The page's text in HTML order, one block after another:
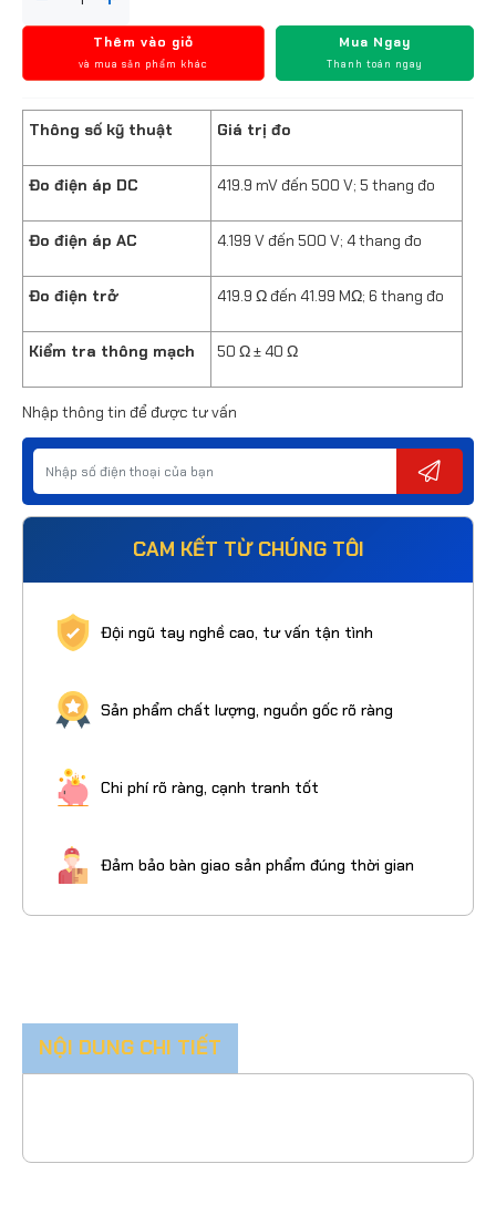
Thêm vào giỏ
và mua sản phẩm khác
Mua Ngay
Thanh toán ngay
Thông số kỹ thuật Giá trị đo
Đo điện áp DC 419.9 mV đến 500 V; 5 thang đo
Đo điện áp AC 4.199 V đến 500 V; 4 thang đo
Đo điện trở 419.9 Ω đến 41.99 MΩ; 6 thang đo
Kiểm tra thông mạch 50 Ω ± 40 Ω
Nhập thông tin để được tư vấn
CAM KẾT TỪ CHÚNG TÔI
Đội ngũ tay nghề cao, tư vấn tận tình
Sản phẩm chất lượng, nguồn gốc rõ ràng
Chi phí rõ ràng, cạnh tranh tốt
Đảm bảo bàn giao sản phẩm đúng thời gian
NỘI DUNG CHI TIẾT